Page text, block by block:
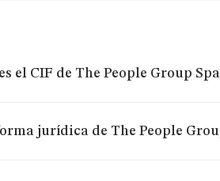
el CIF de The People Group
jurídica de The People